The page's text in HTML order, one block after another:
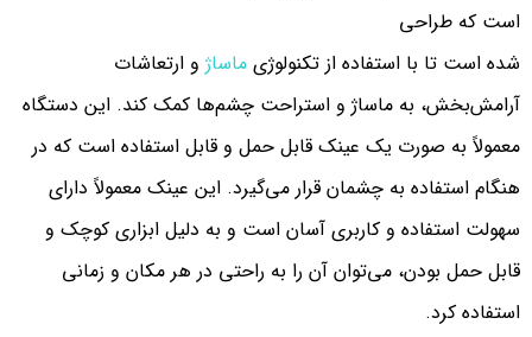
است که طراحی
شده است تا با استفاده از تکنولوژی ماساژ و ارتعاشات
آرامش‌بخش، به ماساژ و استراحت چشم‌ها کمک کند. این دستگاه
معمولاً به صورت یک عینک قابل حمل و قابل استفاده است که در
هنگام استفاده به چشمان قرار می‌گیرد. این عینک معمولاً دارای
سهولت استفاده و کاربری آسان است و به دلیل ابزاری کوچک و
قابل حمل بودن، می‌توان آن را به راحتی در هر مکان و زمانی
استفاده کرد.